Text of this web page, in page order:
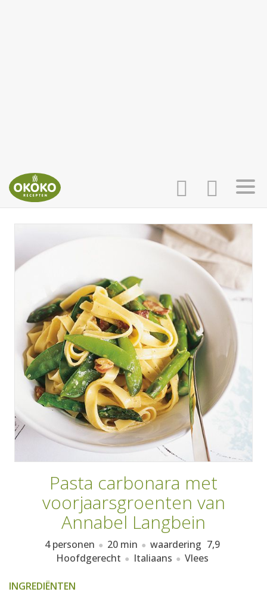
INLOGGEN
AANMELDEN
HOME
RECEPTEN
WEEKMENU'S
KOOKBOEKEN
Pasta carbonara met
voorjaarsgroenten van
Annabel Langbein
4 personen 20 min waardering 7,9
Hoofdgerecht
Italiaans Vlees
INGREDIËNTEN